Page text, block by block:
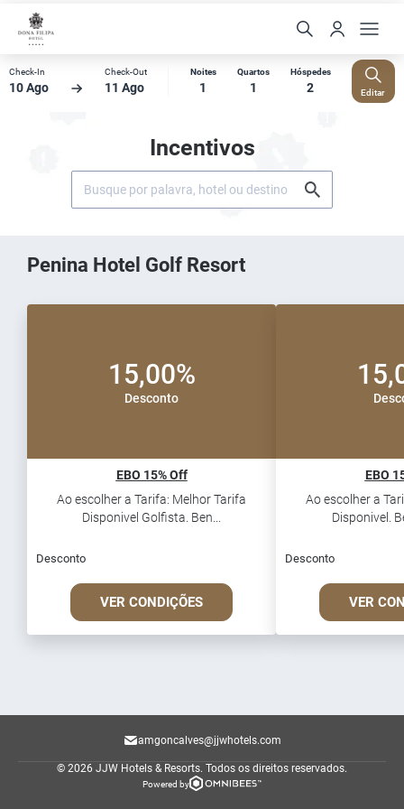
Check-In
10 Ago
Check-Out
11 Ago
Noites
1
Quartos
1
Hóspedes
2 Editar
Incentivos
Penina Hotel Golf Resort
15,00%
Desconto
EBO 15% Off
Ao escolher a Tarifa: Melhor Tarifa
Disponivel Golfista. Ben...
Desconto
VER CONDIÇÕES
EBO
Ao escolher a
Disponivel.
Desconto
VER
amgoncalves@jjwhotels.com
© 2026 JJW Hotels & Resorts. Todos os direitos reservados.
Powered by